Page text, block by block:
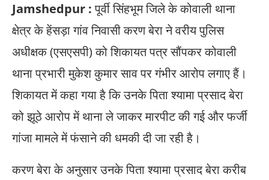
Jamshedpur :पूर्वी सिंहभूम जिले के कोवाली थाना
क्षेत्र के हेंसड़ा गांव निवासी करण बेरा ने वरीय पुलिस
अधीक्षक (एसएसपी) को शिकायत पत्र सौंपकर कोवाली
थाना प्रभारी मुकेश कुमार साव पर गंभीर आरोप लगाए हैं।
शिकायत में कहा गया है कि उनके पिता श्यामा प्रसाद बेरा
को झूठे आरोप में थाना ले जाकर मारपीट की गई और फर्जी
गांजा मामले में फंसाने की धमकी दी जा रही है।
करण बेरा के अनुसार उनके पिता श्यामा प्रसाद बेरा करीब